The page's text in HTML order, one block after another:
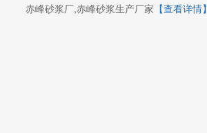
赤峰砂浆厂,赤峰砂浆生产厂家 【查看详情】